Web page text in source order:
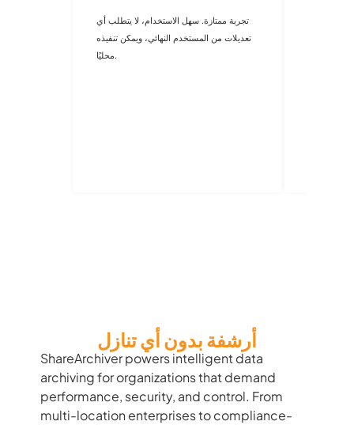
تجربة ممتازة. سهل الاستخدام، لا يتطلب أي
تعديلات من المستخدم النهائي، ويمكن تنفيذه
محليًا.
أرشفة بدون أي تنازل
ShareArchiver powers intelligent data
archiving for organizations that demand
performance, security, and control. From
multi-location enterprises to compliance-